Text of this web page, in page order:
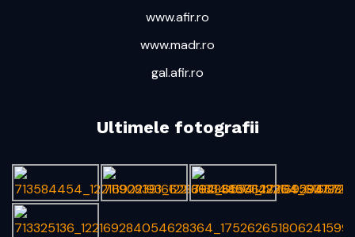
www.afir.ro
www.madr.ro
gal.afir.ro
Ultimele fotografii